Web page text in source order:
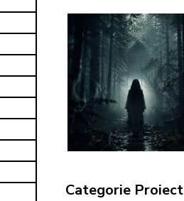
Categorie Proiect